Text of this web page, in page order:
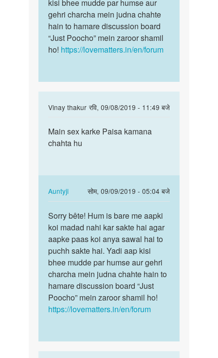
Sex.
Sy
by
Manoj
is…
kisi bhee mudde par humse aur
gehri charcha mein judna chahte
hain to hamare discussion board
“Just Poocho” mein zaroor shamil
ho! https://lovematters.in/en/forum
Vinay thakur रवि, 09/08/2019 - 11:49 बजे
In
to
कैसे
कमाये
by
अज्ञात
Main
sex
kamana…
Main sex karke Paisa kamana
chahta hu
Auntyji
सोम, 09/09/2019 - 05:04 बजे
In
reply
to
Main
sex
karke
Paisa
kamana…
by
Vinay
thakur
Sorry
bête!
Hum
is
bare
me…
Sorry bête! Hum is bare me aapki
koi madad nahi kar sakte hai agar
aapke paas koi anya sawal hai to
puchh sakte hai. Yadi aap kisi
bhee mudde par humse aur gehri
charcha mein judna chahte hain to
hamare discussion board “Just
Poocho” mein zaroor shamil ho!
https://lovematters.in/en/forum